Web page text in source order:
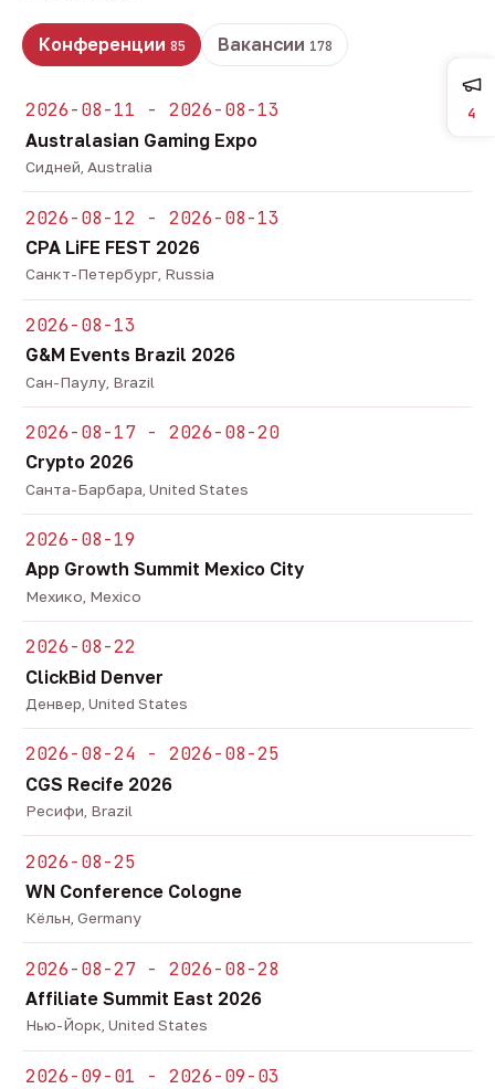
Конференции 85 Вакансии 178
2026-08-11 - 2026-08-13
Australasian Gaming Expo
Сидней, Australia
2026-08-12 - 2026-08-13
CPA LiFE FEST 2026
Санкт-Петербург, Russia
2026-08-13
G&M Events Brazil 2026
Сан-Паулу, Brazil
2026-08-17 - 2026-08-20
Crypto 2026
Санта-Барбара, United States
2026-08-19
App Growth Summit Mexico City
Мехико, Mexico
2026-08-22
ClickBid Denver
Денвер, United States
2026-08-24 - 2026-08-25
CGS Recife 2026
Ресифи, Brazil
2026-08-25
WN Conference Cologne
Кёльн, Germany
2026-08-27 - 2026-08-28
Affiliate Summit East 2026
Нью-Йорк, United States
2026-09-01 - 2026-09-03
4